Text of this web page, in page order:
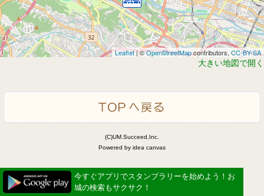
Leaflet| ©OpenStreetMapcontributors,CC-BY-SA
大きい地図で開く
(C)UM.Succeed,Inc.
Powered by idea canvas
今すぐアプリでスタンプラリーを始めよう！お
城の検索もサクサク！